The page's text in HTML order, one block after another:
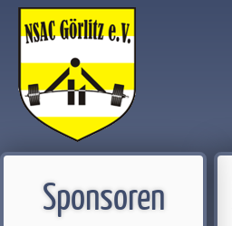
Sponsoren